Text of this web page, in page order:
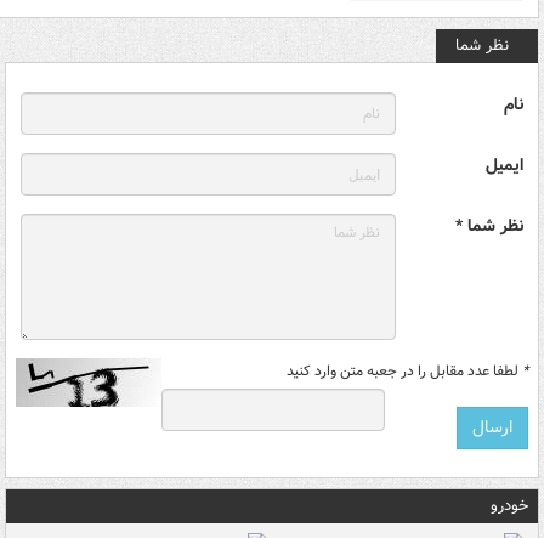
نظر شما
نام
ایمیل
نظر شما *
* لطفا عدد مقابل را در جعبه متن وارد کنید
خودرو